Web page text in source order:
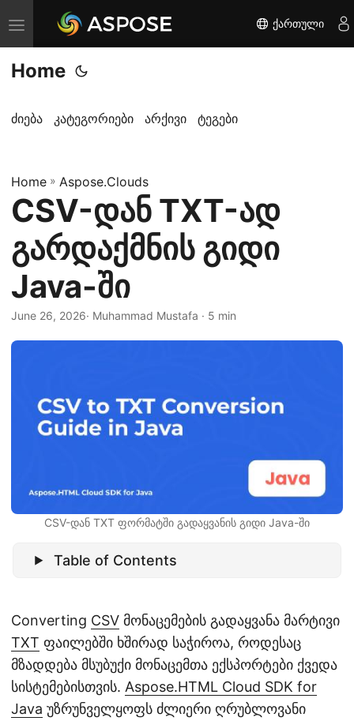
T
o
g
l
a
v
i
g
a
t
i
o
ქართული
Home
ძიება კატეგორიები არქივი ტეგები
Home » Aspose.Clouds
CSV-დან TXT-ად
გარდაქმნის გიდი
Java-ში
June 26, 2026· Muhammad Mustafa · 5 min
CSV-დან TXT ფორმატში გადაყვანის გიდი Java-ში
Table of Contents
Converting CSV მონაცემების გადაყვანა მარტივი
TXT ფაილებში ხშირად საჭიროა, როდესაც
მზადდება მსუბუქი მონაცემთა ექსპორტები ქვედა
სისტემებისთვის. Aspose.HTML Cloud SDK for
Java უზრუნველყოფს ძლიერი ღრუბლოვანი